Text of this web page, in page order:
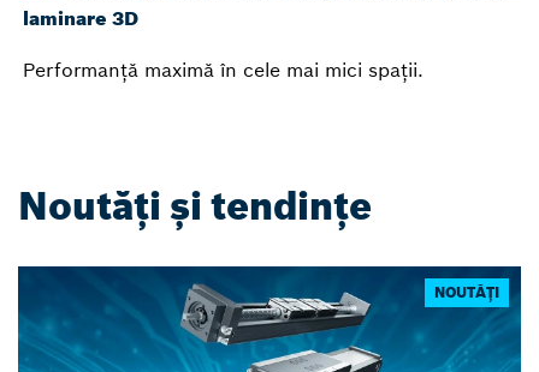
laminare 3D
Performanță maximă în cele mai mici spații.
Noutăți și tendințe
NOUTĂȚI